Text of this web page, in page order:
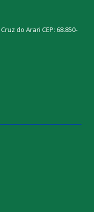
do Arari CEP: 68.850-